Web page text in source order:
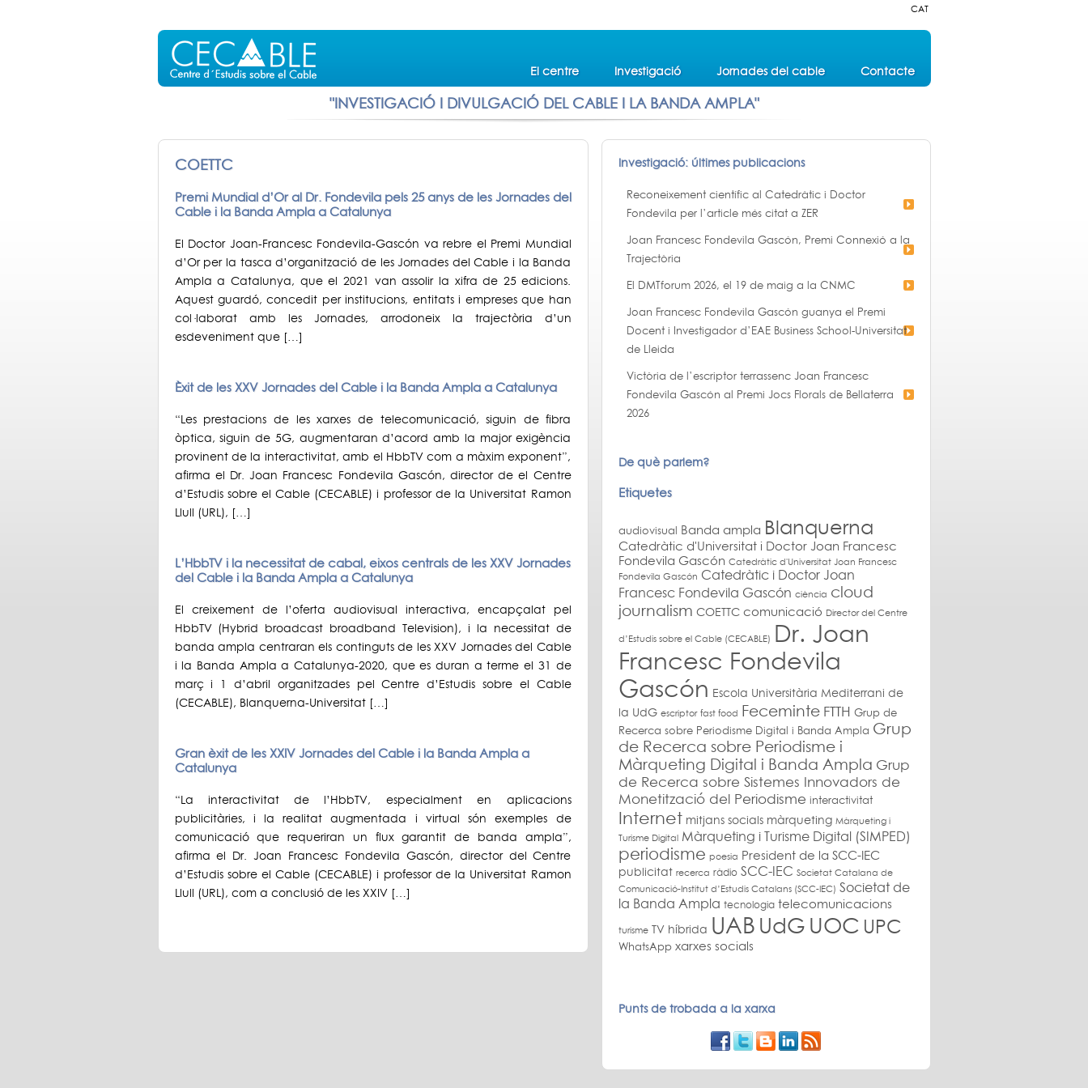
CAT
El centre Investigació Jornades del cable Contacte
"INVESTIGACIÓ I DIVULGACIÓ DEL CABLE I LA BANDA AMPLA"
COETTC
Premi Mundial d’Or al Dr. Fondevila pels 25 anys de les Jornades del
Cable i la Banda Ampla a Catalunya
El Doctor Joan-Francesc Fondevila-Gascón va rebre el Premi Mundial
d’Or per la tasca d’organització de les Jornades del Cable i la Banda
Ampla a Catalunya, que el 2021 van assolir la xifra de 25 edicions.
Aquest guardó, concedit per institucions, entitats i empreses que han
col·laborat amb les Jornades, arrodoneix la trajectòria d’un
esdeveniment que […]
Èxit de les XXV Jornades del Cable i la Banda Ampla a Catalunya
“Les prestacions de les xarxes de telecomunicació, siguin de fibra
òptica, siguin de 5G, augmentaran d’acord amb la major exigència
provinent de la interactivitat, amb el HbbTV com a màxim exponent”,
afirma el Dr. Joan Francesc Fondevila Gascón, director de el Centre
d’Estudis sobre el Cable (CECABLE) i professor de la Universitat Ramon
Llull (URL), […]
L’HbbTV i la necessitat de cabal, eixos centrals de les XXV Jornades
del Cable i la Banda Ampla a Catalunya
El creixement de l’oferta audiovisual interactiva, encapçalat pel
HbbTV (Hybrid broadcast broadband Television), i la necessitat de
banda ampla centraran els continguts de les XXV Jornades del Cable
i la Banda Ampla a Catalunya-2020, que es duran a terme el 31 de
març i 1 d’abril organitzades pel Centre d’Estudis sobre el Cable
(CECABLE), Blanquerna-Universitat […]
Gran èxit de les XXIV Jornades del Cable i la Banda Ampla a
Catalunya
“La interactivitat de l’HbbTV, especialment en aplicacions
publicitàries, i la realitat augmentada i virtual són exemples de
comunicació que requeriran un flux garantit de banda ampla”,
afirma el Dr. Joan Francesc Fondevila Gascón, director del Centre
d’Estudis sobre el Cable (CECABLE) i professor de la Universitat Ramon
Llull (URL), com a conclusió de les XXIV […]
Investigació: últimes publicacions
Reconeixement científic al Catedràtic i Doctor
Fondevila per l’article més citat a ZER
Joan Francesc Fondevila Gascón, Premi Connexió a la
Trajectòria
El DMTforum 2026, el 19 de maig a la CNMC
Joan Francesc Fondevila Gascón guanya el Premi
Docent i Investigador d’EAE Business School-Universitat
de Lleida
Victòria de l’escriptor terrassenc Joan Francesc
Fondevila Gascón al Premi Jocs Florals de Bellaterra
2026
De què parlem?
Etiquetes
audiovisual Banda ampla Blanquerna
Catedràtic d'Universitat i Doctor Joan Francesc
Fondevila Gascón Catedràtic d'Universitat Joan Francesc
Fondevila Gascón Catedràtic i Doctor Joan
Francesc Fondevila Gascón ciència cloud
journalism COETTC comunicació Director del Centre
d’Estudis sobre el Cable (CECABLE) Dr. Joan
Francesc Fondevila
Gascón Escola Universitària Mediterrani de
la UdG escriptor fast food Feceminte FTTH Grup de
Recerca sobre Periodisme Digital i Banda Ampla Grup
de Recerca sobre Periodisme i
Màrqueting Digital i Banda Ampla Grup
de Recerca sobre Sistemes Innovadors de
Monetització del Periodisme interactivitat
Internet mitjans socials màrqueting Màrqueting i
Turisme Digital Màrqueting i Turisme Digital (SIMPED)
periodisme poesia President de la SCC-IEC
publicitat recerca ràdio SCC-IEC Societat Catalana de
Comunicació-Institut d’Estudis Catalans (SCC-IEC) Societat de
la Banda Ampla tecnologia telecomunicacions
turisme TV híbrida UAB UdG UOC UPC
WhatsApp xarxes socials
Punts de trobada a la xarxa